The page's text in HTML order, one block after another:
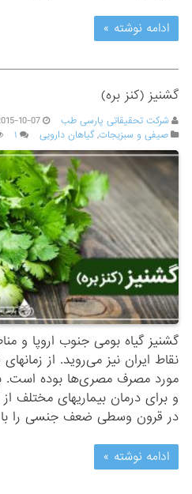
ادامه نوشته »
گشنیز (کنز بره)
شرکت تحقیقاتی پارسی طب
10-07
صیفی و سبزیجات,گیاهان دارویی ۱
گشنیز گیاه بومی جنوب اروپا و
نقاط ایران نیز می‌روید. از
مورد مصرف مصری‌ها بوده است.
و برای درمان بیماریهای مختلف
در قرون وسطی ضعف جنسی را با
ادامه نوشته »